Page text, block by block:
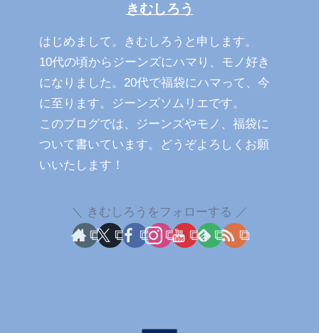
きむしろう
はじめまして。きむしろうと申します。
10代の頃からジーンズにハマり、モノ好き
になりました。20代で福袋にハマって、今
に至ります。ジーンズソムリエです。
このブログでは、ジーンズやモノ、福袋に
ついて書いています。どうぞよろしくお願
いいたします！
きむしろうをフォローする